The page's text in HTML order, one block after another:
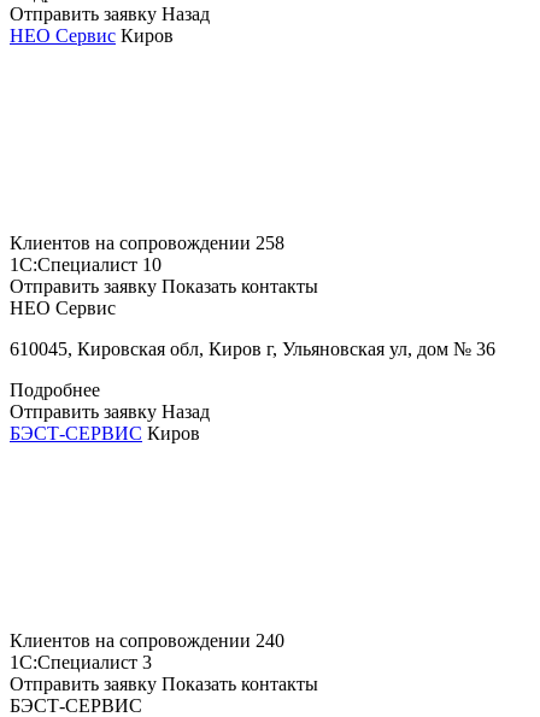
Отправить заявку Назад
НЕО Сервис Киров
Клиентов на сопровождении 258
1С:Специалист 10
Отправить заявку Показать контакты
НЕО Сервис
610045, Кировская обл, Киров г, Ульяновская ул, дом № 36
Подробнее
Отправить заявку Назад
БЭСТ-СЕРВИС Киров
Клиентов на сопровождении 240
1С:Специалист 3
Отправить заявку Показать контакты
БЭСТ-СЕРВИС